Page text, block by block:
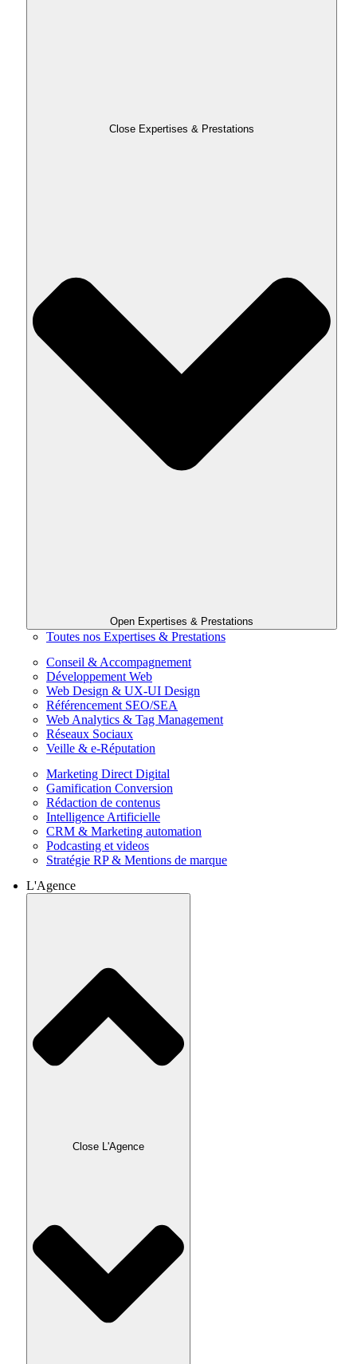
Close Expertises & Prestations
Open Expertises & Prestations
Toutes nos Expertises & Prestations
Conseil & Accompagnement
Développement Web
Web Design & UX-UI Design
Référencement SEO/SEA
Web Analytics & Tag Management
Réseaux Sociaux
Veille & e-Réputation
Marketing Direct Digital
Gamification Conversion
Rédaction de contenus
Intelligence Artificielle
CRM & Marketing automation
Podcasting et videos
Stratégie RP & Mentions de marque
L'Agence
Close L'Agence